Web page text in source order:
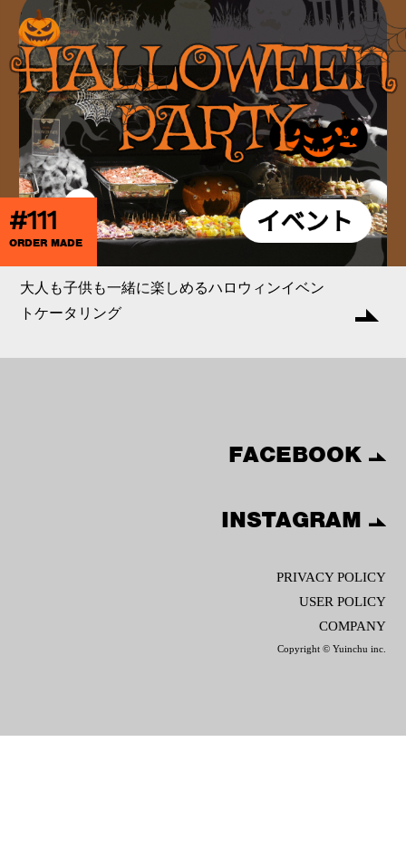
#111
ORDER MADE
大人も子供も一緒に楽しめるハロウィンイベン
トケータリング
FACEBOOK
INSTAGRAM
PRIVACY POLICY
USER POLICY
COMPANY
Copyright © Yuinchu inc.